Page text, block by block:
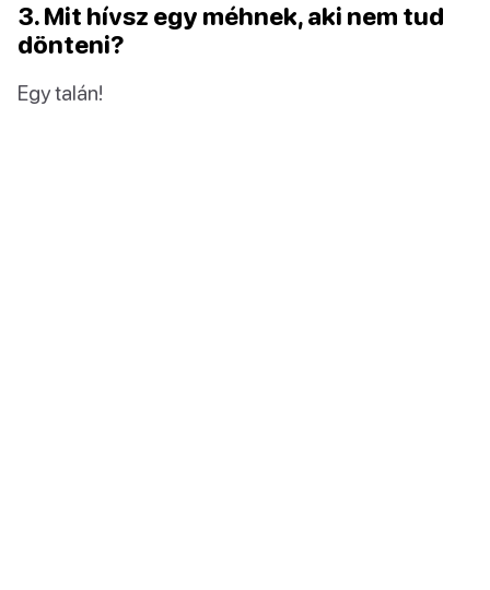
3. Mit hívsz egy méhnek, aki nem tud
dönteni?
Egy talán!